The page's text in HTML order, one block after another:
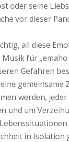
oder seine
vor dieser
all diese
für „emaho
Gefahren
gemeinsame
werden,
und um
in